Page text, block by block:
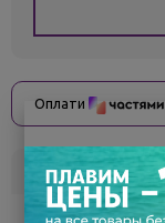
Оплати
Склад
Белгород